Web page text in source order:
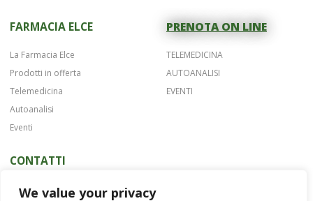
We value your privacy
FARMACIA ELCE
La Farmacia Elce
Prodotti in offerta
Telemedicina
Autoanalisi
Eventi
PRENOTA ON LINE
TELEMEDICINA
AUTOANALISI
EVENTI
CONTATTI
Telefono 075 42622